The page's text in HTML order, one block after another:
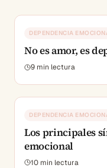
DEPENDENCIA
No es amor, es
9 min lectura
DEPENDENCIA
Los principales
emocional
10 min lectura